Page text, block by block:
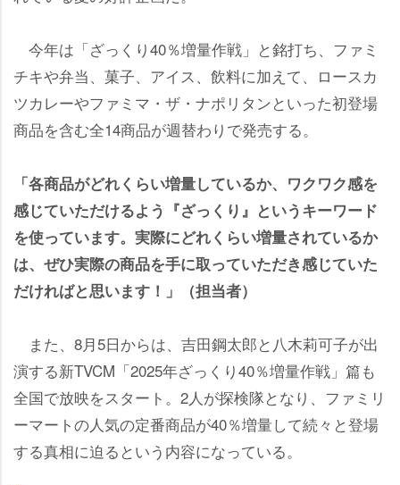
今年は「ざっくり40％増量作戦」と銘打ち、ファミ
チキや弁当、菓子、アイス、飲料に加えて、ロースカ
ツカレーやファミマ・ザ・ナポリタンといった初登場
商品を含む全14商品が週替わりで発売する。
「各商品がどれくらい増量しているか、ワクワク感を
感じていただけるよう『ざっくり』というキーワード
を使っています。実際にどれくらい増量されているか
は、ぜひ実際の商品を手に取っていただき感じていた
だければと思います！」（担当者）
また、8月5日からは、吉田鋼太郎と八木莉可子が出
演する新TVCM「2025年ざっくり40％増量作戦」篇も
全国で放映をスタート。2人が探検隊となり、ファミリ
ーマートの人気の定番商品が40％増量して続々と登場
する真相に迫るという内容になっている。